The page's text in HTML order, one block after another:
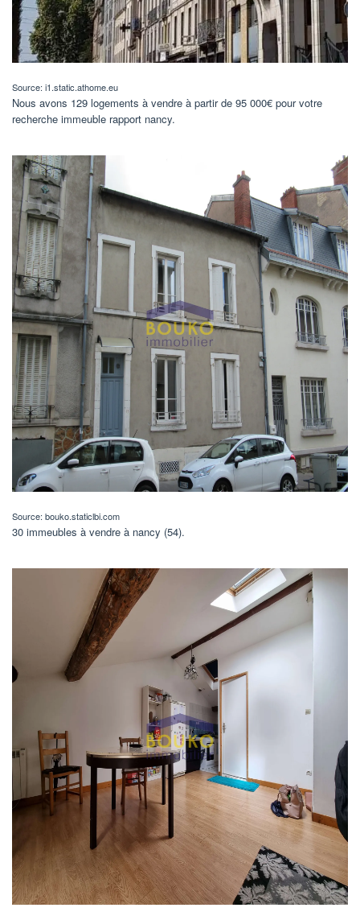
Source: i1.static.athome.eu
Nous avons 129 logements à vendre à partir de 95 000€ pour votre
recherche immeuble rapport nancy.
Source: bouko.staticlbi.com
30 immeubles à vendre à nancy (54).